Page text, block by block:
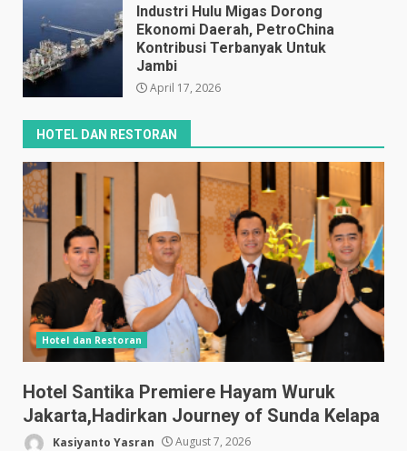
Industri Hulu Migas Dorong
Ekonomi Daerah, PetroChina
Kontribusi Terbanyak Untuk
Jambi
April 17, 2026
HOTEL DAN RESTORAN
Hotel dan Restoran
Hotel Santika Premiere Hayam Wuruk
Jakarta,Hadirkan Journey of Sunda Kelapa
Kasiyanto Yasran August 7, 2026